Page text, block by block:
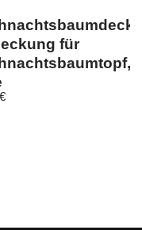
für
€